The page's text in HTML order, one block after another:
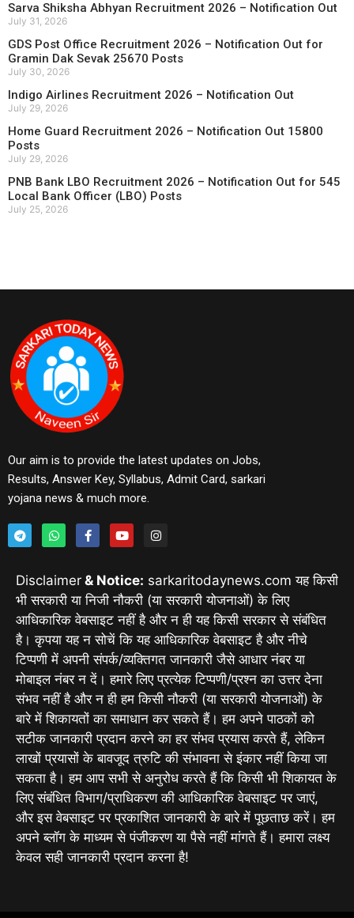
Sarva Shiksha Abhyan Recruitment 2026 – Notification Out
July 31, 2026
GDS Post Office Recruitment 2026 – Notification Out for
Gramin Dak Sevak 25670 Posts
July 30, 2026
Indigo Airlines Recruitment 2026 – Notification Out
July 29, 2026
Home Guard Recruitment 2026 – Notification Out 15800
Posts
July 29, 2026
PNB Bank LBO Recruitment 2026 – Notification Out for 545
Local Bank Officer (LBO) Posts
July 25, 2026
Our aim is to provide the latest updates on Jobs,
Results, Answer Key, Syllabus, Admit Card, sarkari
yojana news & much more.
Disclaimer & Notice: sarkaritodaynews.com यह किसी
भी सरकारी या निजी नौकरी (या सरकारी योजनाओं) के लिए
आधिकारिक वेबसाइट नहीं है और न ही यह किसी सरकार से संबंधित
है। कृपया यह न सोचें कि यह आधिकारिक वेबसाइट है और नीचे
टिप्पणी में अपनी संपर्क/व्यक्तिगत जानकारी जैसे आधार नंबर या
मोबाइल नंबर न दें। हमारे लिए प्रत्येक टिप्पणी/प्रश्न का उत्तर देना
संभव नहीं है और न ही हम किसी नौकरी (या सरकारी योजनाओं) के
बारे में शिकायतों का समाधान कर सकते हैं। हम अपने पाठकों को
सटीक जानकारी प्रदान करने का हर संभव प्रयास करते हैं, लेकिन
लाखों प्रयासों के बावजूद त्रुटि की संभावना से इंकार नहीं किया जा
सकता है। हम आप सभी से अनुरोध करते हैं कि किसी भी शिकायत के
लिए संबंधित विभाग/प्राधिकरण की आधिकारिक वेबसाइट पर जाएं,
और इस वेबसाइट पर प्रकाशित जानकारी के बारे में पूछताछ करें। हम
अपने ब्लॉग के माध्यम से पंजीकरण या पैसे नहीं मांगते हैं। हमारा लक्ष्य
केवल सही जानकारी प्रदान करना है!